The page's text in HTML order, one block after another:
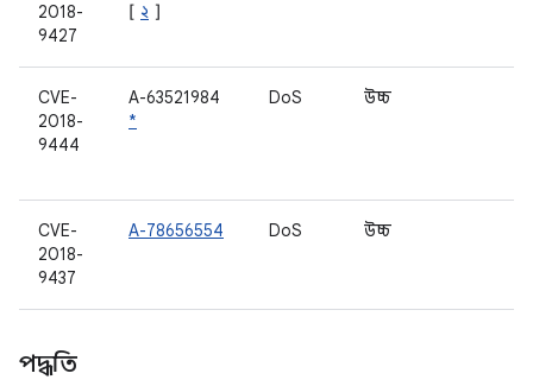
2018-
9427
[ ২ ]
CVE-
2018-
9444
A-63521984
*
DoS উচ্চ
CVE-
2018-
9437
A-78656554 DoS উচ্চ
পদ্ধতি